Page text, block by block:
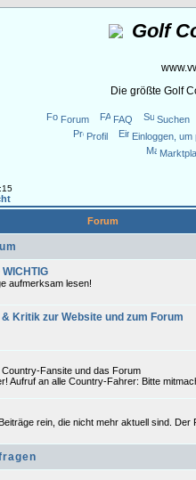
Golf
Die größte Golf
Forum FAQ
Suchen
Profil
Einloggen,
Forum
WICHTIG
aufmerksam lesen!
Kritik zur Website und zum Forum
Fansite und das Forum
Aufruf an alle Country-Fahrer: Bitte
rein, die nicht mehr aktuell sind.